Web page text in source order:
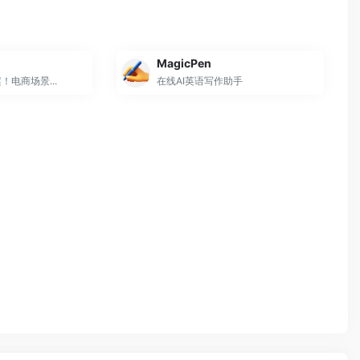
电商场景...
MagicPen
在线AI英语写作助手